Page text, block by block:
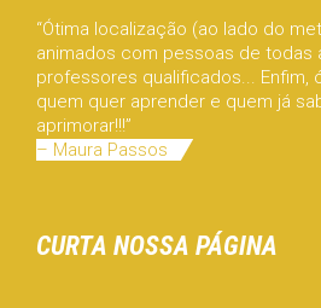
“Ótima localização (ao lado do
animados com pessoas de todas
professores qualificados... Enfim,
quem quer aprender e quem já
aprimorar!!!”
– Maura Passos
CURTA NOSSA PÁGINA